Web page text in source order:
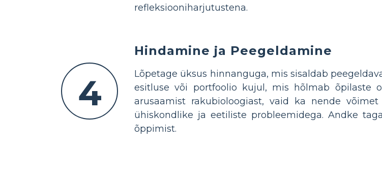
refleksiooniharjutustena.
4
Hindamine ja Peegeldamine
Lõpetage üksus hinnanguga, mis sisaldab
esitluse või portfoolio kujul, mis hõlmab õpilaste
arusaamist rakubioloogiast, vaid ka nende
ühiskondlike ja eetiliste probleemidega. Andke
õppimist.